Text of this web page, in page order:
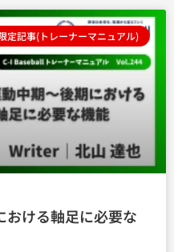
定記事(トレーナーマニュアル)
おける軸足に必要な